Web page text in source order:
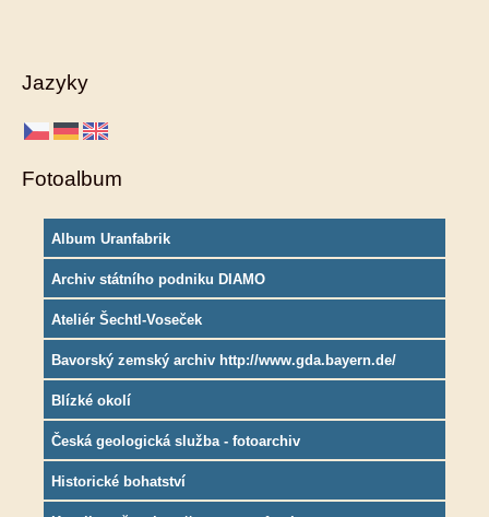
Jazyky
Fotoalbum
Album Uranfabrik
Archiv státního podniku DIAMO
Ateliér Šechtl-Voseček
Bavorský zemský archiv http://www.gda.bayern.de/
Blízké okolí
Česká geologická služba - fotoarchiv
Historické bohatství